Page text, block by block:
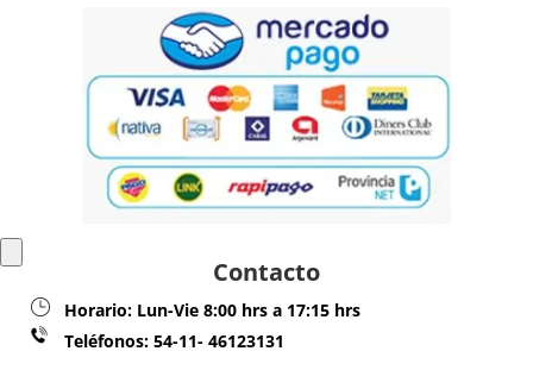
Contacto
Horario: Lun-Vie 8:00 hrs a 17:15 hrs
Teléfonos: 54-11- 46123131